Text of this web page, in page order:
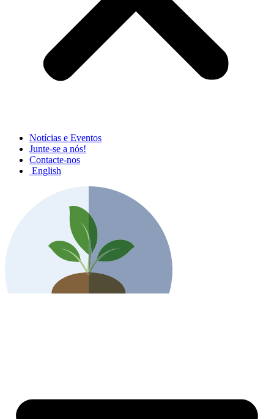
Notícias e Eventos
Junte-se a nós!
Contacte-nos
English